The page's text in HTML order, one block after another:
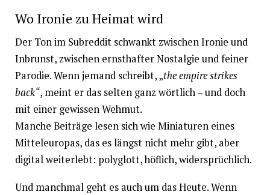
Wo Ironie zu Heimat wird
Der Ton im Subreddit schwankt zwischen Ironie und
Inbrunst, zwischen ernsthafter Nostalgie und feiner
Parodie. Wenn jemand schreibt, „the empire strikes
back“, meint er das selten ganz wörtlich – und doch
mit einer gewissen Wehmut.
Manche Beiträge lesen sich wie Miniaturen eines
Mitteleuropas, das es längst nicht mehr gibt, aber
digital weiterlebt: polyglott, höflich, widersprüchlich.
Und manchmal geht es auch um das Heute. Wenn